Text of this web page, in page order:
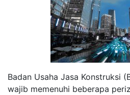
Badan Usaha Jasa Konstruksi
wajib memenuhi beberapa